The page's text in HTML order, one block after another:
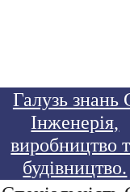
Галузь знань
Інженерія,
виробництво
будівництво.